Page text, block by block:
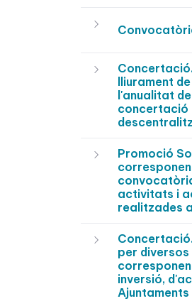
lliurament
l'anualitat
concertació
Promoció
activitats i
realitzades
per
inversió,
Ajuntaments